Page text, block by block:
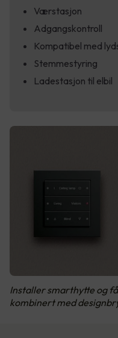
Værstasjon
Adgangskontroll
Kompatibel med
Stemmestyring
Ladestasjon til elbil
Installer smarthytte og
kombinert med